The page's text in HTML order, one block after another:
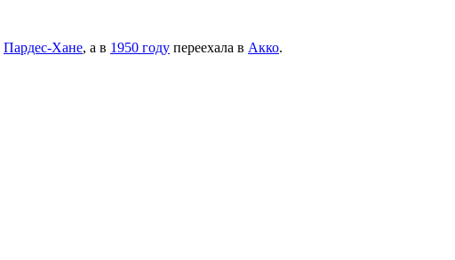
Пардес-Хане, а в 1950 году переехала в Акко.